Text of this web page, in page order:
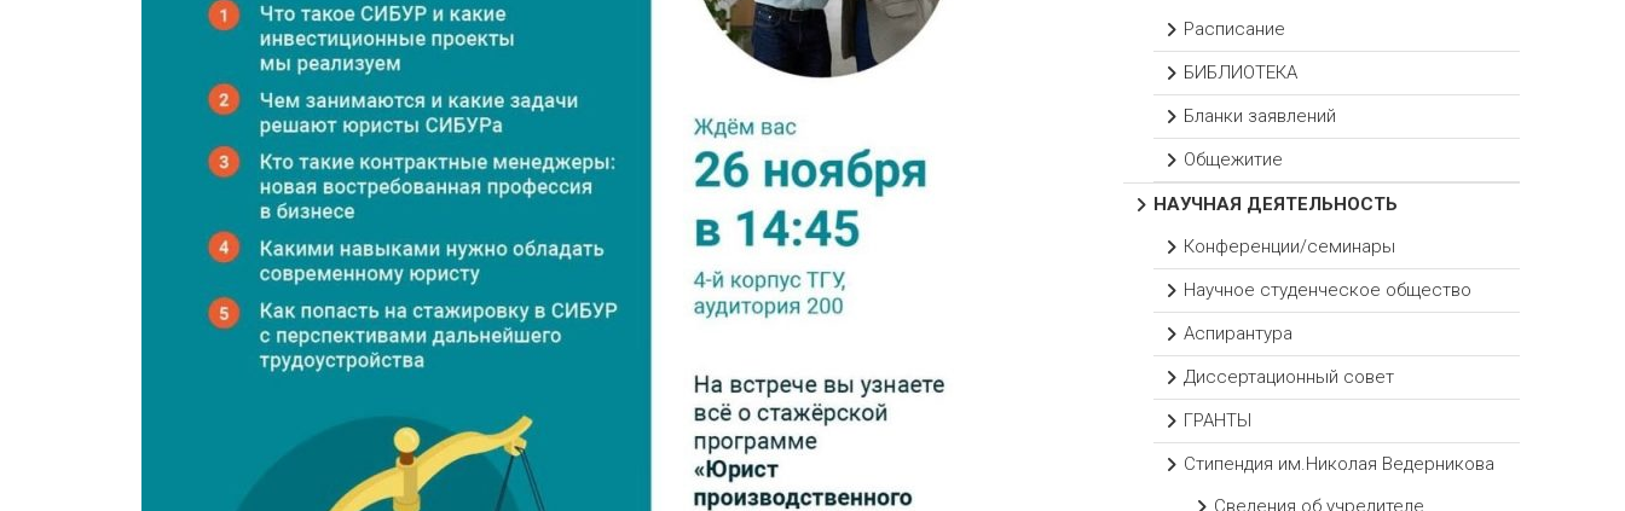
Расписание
БИБЛИОТЕКА
Бланки заявлений
Общежитие
НАУЧНАЯ ДЕЯТЕЛЬНОСТЬ
Конференции/семинары
Научное студенческое общество
Аспирантура
Диссертационный совет
ГРАНТЫ
Стипендия им.Николая Ведерникова
Сведения об учредителе